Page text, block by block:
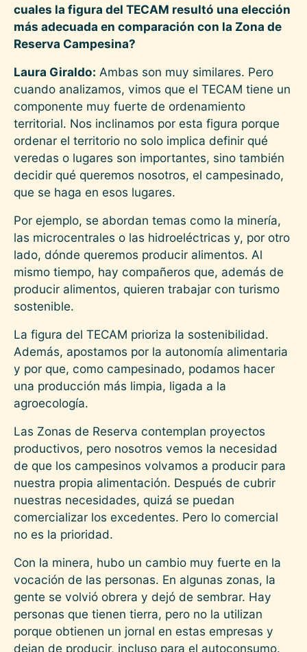
cuales la figura del TECAM resultó una elección
más adecuada en comparación con la Zona de
Reserva Campesina?
Laura Giraldo: Ambas son muy similares. Pero
cuando analizamos, vimos que el TECAM tiene un
componente muy fuerte de ordenamiento
territorial. Nos inclinamos por esta figura porque
ordenar el territorio no solo implica definir qué
veredas o lugares son importantes, sino también
decidir qué queremos nosotros, el campesinado,
que se haga en esos lugares.
Por ejemplo, se abordan temas como la minería,
las microcentrales o las hidroeléctricas y, por otro
lado, dónde queremos producir alimentos. Al
mismo tiempo, hay compañeros que, además de
producir alimentos, quieren trabajar con turismo
sostenible.
La figura del TECAM prioriza la sostenibilidad.
Además, apostamos por la autonomía alimentaria
y por que, como campesinado, podamos hacer
una producción más limpia, ligada a la
agroecología.
Las Zonas de Reserva contemplan proyectos
productivos, pero nosotros vemos la necesidad
de que los campesinos volvamos a producir para
nuestra propia alimentación. Después de cubrir
nuestras necesidades, quizá se puedan
comercializar los excedentes. Pero lo comercial
no es la prioridad.
Con la minera, hubo un cambio muy fuerte en la
vocación de las personas. En algunas zonas, la
gente se volvió obrera y dejó de sembrar. Hay
personas que tienen tierra, pero no la utilizan
porque obtienen un jornal en estas empresas y
dejan de producir, incluso para el autoconsumo.